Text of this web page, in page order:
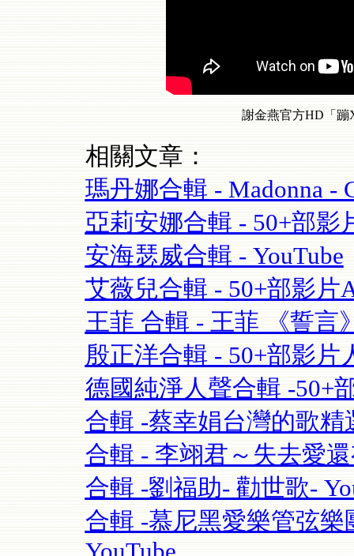
謝金燕官方HD「蹦
相關文章：
瑪丹娜合輯 - Madonna -
亞莉安娜合輯 - 50+部影
安海瑟威合輯 - YouTube
艾薇兒合輯 - 50+部影片
王菲 合輯 - 王菲 《誓言
殷正洋合輯 - 50+部影片
德國純淨人聲合輯 -50+
合輯 -蔡幸娟台灣的歌精
合輯 - 李翊君～失去愛
合輯 -劉福助- 勸世歌-
合輯 -慕尼黑愛樂管弦樂